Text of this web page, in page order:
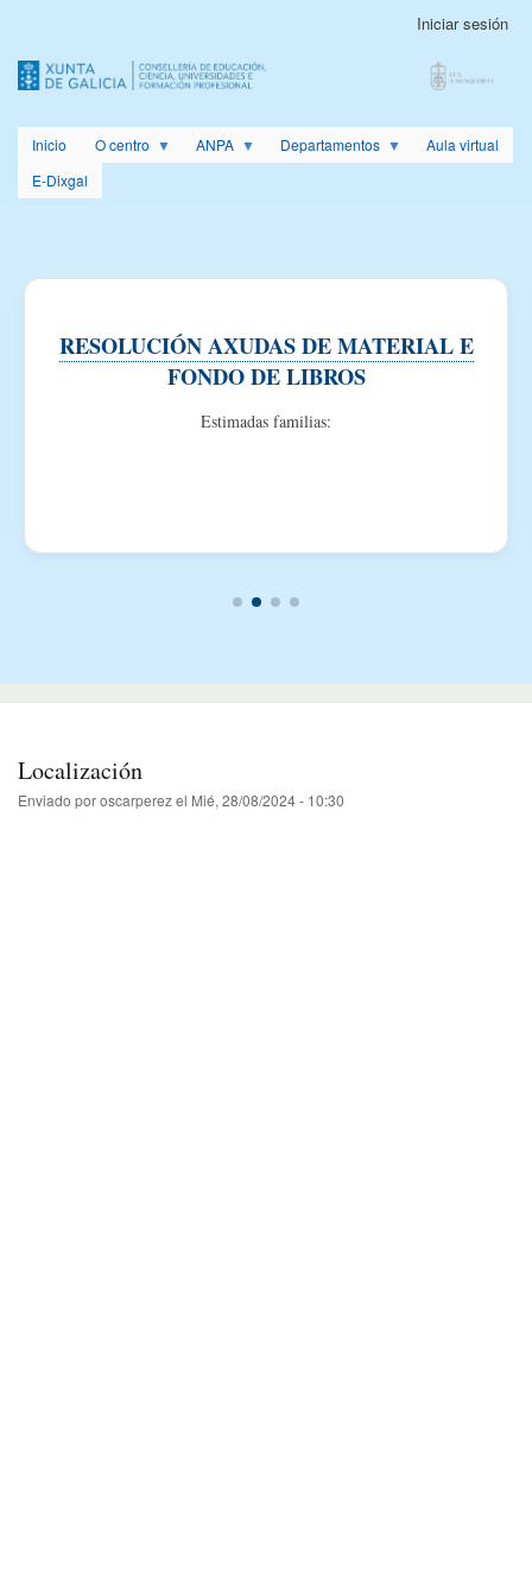
contenido
de
cuenta
usuario
Iniciar sesión
Inicio O centro ANPA Departamentos
Aula virtual
E-Dixgal
RESOLUCIÓN AXUDAS DE MATERIAL E
FONDO DE LIBROS
Estimadas familias:
Localización
Enviado poroscarperezel Mié, 28/08/2024 - 10:30